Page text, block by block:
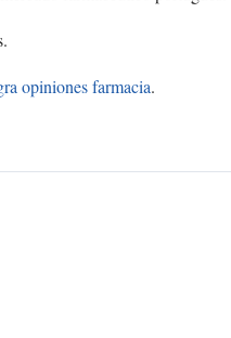
opiniones farmacia.